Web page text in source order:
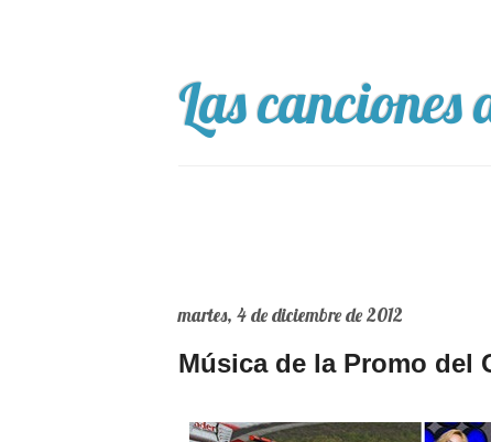
Las canciones
martes, 4 de diciembre de 2012
Música de la Promo del